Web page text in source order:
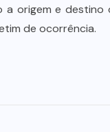
origem e
de ocorrência.